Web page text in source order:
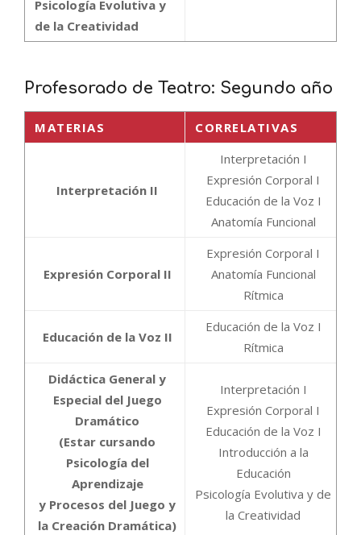
Psicología Evolutiva y
de la Creatividad
Profesorado de Teatro: Segundo año
MATERIAS CORRELATIVAS
Interpretación II
Interpretación I
Expresión Corporal I
Educación de la Voz I
Anatomía Funcional
Expresión Corporal II
Expresión Corporal I
Anatomía Funcional
Rítmica
Educación de la Voz II
Educación de la Voz I
Rítmica
Didáctica General y
Especial del Juego
Dramático
(Estar cursando
Psicología del
Aprendizaje
y Procesos del Juego y
la Creación Dramática)
Interpretación I
Expresión Corporal I
Educación de la Voz I
Introducción a la
Educación
Psicología Evolutiva y de
la Creatividad